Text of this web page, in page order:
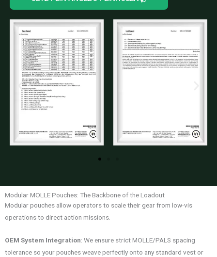
Modular MOLLE Pouches: The Backbone of the Loadout
Modular pouches allow operators to scale their gear from low-vis
operations to direct action missions.
OEM System Integration: We ensure strict MOLLE/PALS spacing
tolerance so your pouches weave perfectly onto any standard vest or